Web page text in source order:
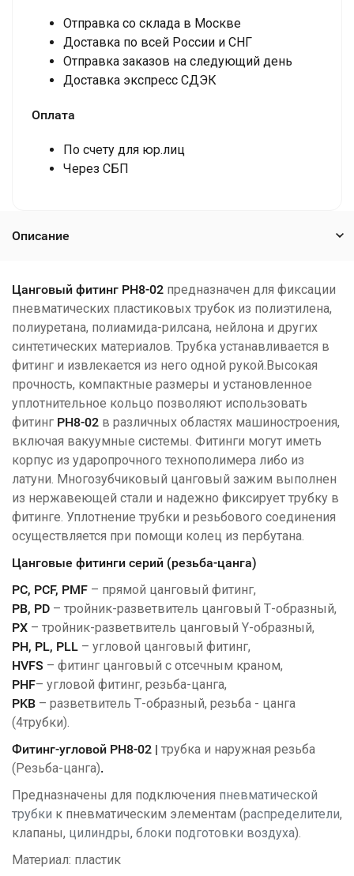
Отправка со склада в Москве
Доставка по всей России и СНГ
Отправка заказов на следующий день
Доставка экспресс СДЭК
Оплата
По счету для юр.лиц
Через СБП
Описание
Цанговый фитинг PH8-02 предназначен для фиксации
пневматических пластиковых трубок из полиэтилена,
полиуретана, полиамида-рилсана, нейлона и других
синтетических материалов. Трубка устанавливается в
фитинг и извлекается из него одной рукой.Высокая
прочность, компактные размеры и установленное
уплотнительное кольцо позволяют использовать
фитинг PH8-02 в различных областях машиностроения,
включая вакуумные системы. Фитинги могут иметь
корпус из ударопрочного технополимера либо из
латуни. Многозубчиковый цанговый зажим выполнен
из нержавеющей стали и надежно фиксирует трубку в
фитинге. Уплотнение трубки и резьбового соединения
осуществляется при помощи колец из пербутана.
Цанговые фитинги серий (резьба-цанга)
PC, PCF, PMF – прямой цанговый фитинг,
PB, PD – тройник-разветвитель цанговый Т-образный,
PX – тройник-разветвитель цанговый Y-образный,
PH, PL, PLL – угловой цанговый фитинг,
HVFS – фитинг цанговый с отсечным краном,
PHF– угловой фитинг, резьба-цанга,
PKB – разветвитель Т-образный, резьба - цанга
(4трубки).
Фитинг-угловой PH8-02 | трубка и наружная резьба
(Резьба-цанга).
Предназначены для подключения пневматической
трубки к пневматическим элементам (распределители,
клапаны, цилиндры, блоки подготовки воздуха).
Материал: пластик